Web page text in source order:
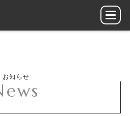
お知らせ